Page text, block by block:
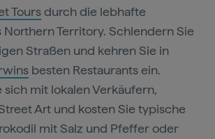
Toursdurch die lebhafte
Territory. Schlendern Sie
Straßen und kehren Sie in
besten Restaurants ein.
sich mit lokalen Verkäufern,
Art und kosten Sie typische
mit Salz und Pfeffer oder